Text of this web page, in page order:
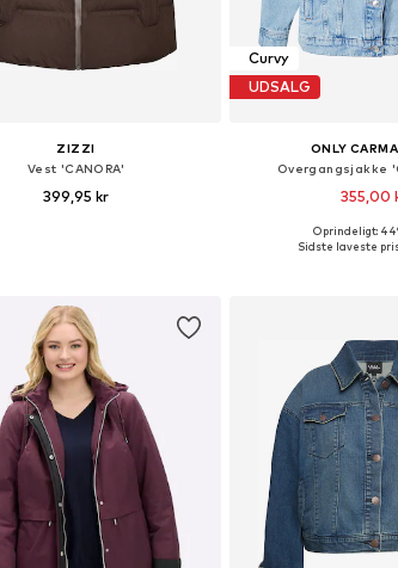
ZIZZI
Vest 'CANORA'
399,95 kr
Curvy
UDSALG
ONLY
Overgangsjakke
355,00
Fås i mange
Oprindeligt:
Sidste laveste